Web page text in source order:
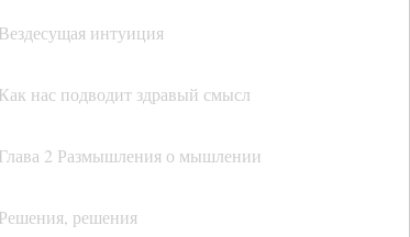
Вездесущая интуиция
Как нас подводит здравый смысл
Глава 2 Размышления о мышлении
Решения, решения